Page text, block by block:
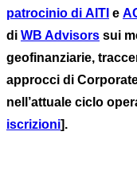
patrocinio di AITI e
di WB Advisors sui
geofinanziarie,
approcci di
nell’attuale ciclo
iscrizioni].